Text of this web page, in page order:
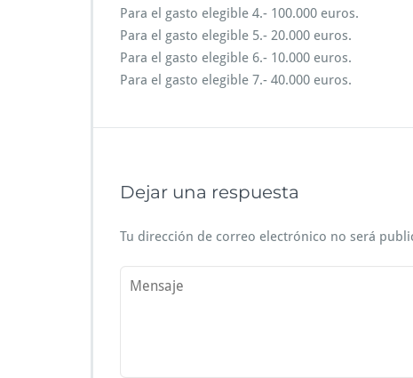
Para el gasto elegible 4.- 100.000 euros.
Para el gasto elegible 5.- 20.000 euros.
Para el gasto elegible 6.- 10.000 euros.
Para el gasto elegible 7.- 40.000 euros.
Dejar una respuesta
Tu dirección de correo electrónico no será